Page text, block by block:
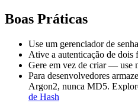
Boas Práticas
Use um gerenciador de
Ative a autenticação de dois
Gere em vez de criar — use
Para desenvolvedores
Argon2, nunca MD5.
de Hash